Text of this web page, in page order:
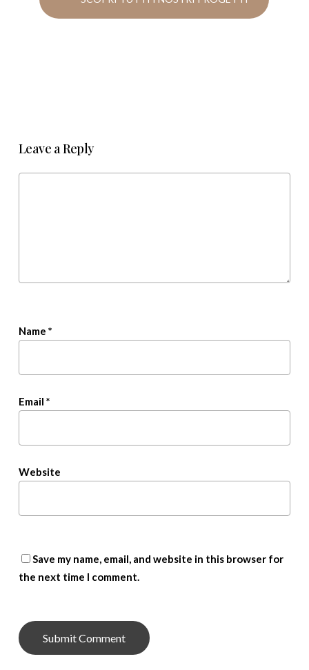
Leave a Reply
Name *
Email *
Website
Save my name, email, and website in this browser for
the next time I comment.